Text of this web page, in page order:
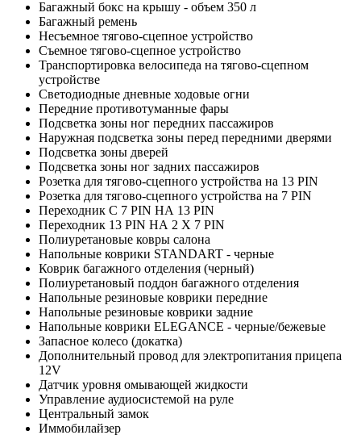
Багажный бокс на крышу - объем 350 л
Багажный ремень
Несъемное тягово-сцепное устройство
Съемное тягово-сцепное устройство
Транспортировка велосипеда на тягово-сцепном
устройстве
Светодиодные дневные ходовые огни
Передние противотуманные фары
Подсветка зоны ног передних пассажиров
Наружная подсветка зоны перед передними дверями
Подсветка зоны дверей
Подсветка зоны ног задних пассажиров
Розетка для тягово-сцепного устройства на 13 PIN
Розетка для тягово-сцепного устройства на 7 PIN
Переходник С 7 PIN НА 13 PIN
Переходник 13 PIN НА 2 X 7 PIN
Полиуретановые ковры салона
Напольные коврики STANDART - черные
Коврик багажного отделения (черный)
Полиуретановый поддон багажного отделения
Напольные резиновые коврики передние
Напольные резиновые коврики задние
Напольные коврики ELEGANCE - черные/бежевые
Запасное колесо (докатка)
Дополнительный провод для электропитания прицепа
12V
Датчик уровня омывающей жидкости
Управление аудиосистемой на руле
Центральный замок
Иммобилайзер